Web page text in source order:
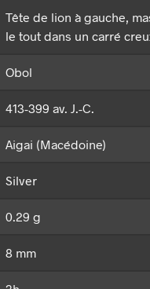
Tête de lion à gauche,
le tout dans un carré
Obol
413-399 av. J.-C.
Aigai (Macédoine)
Silver
0.29 g
8 mm